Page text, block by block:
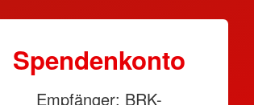
Spendenkonto
Empfänger: BRK-